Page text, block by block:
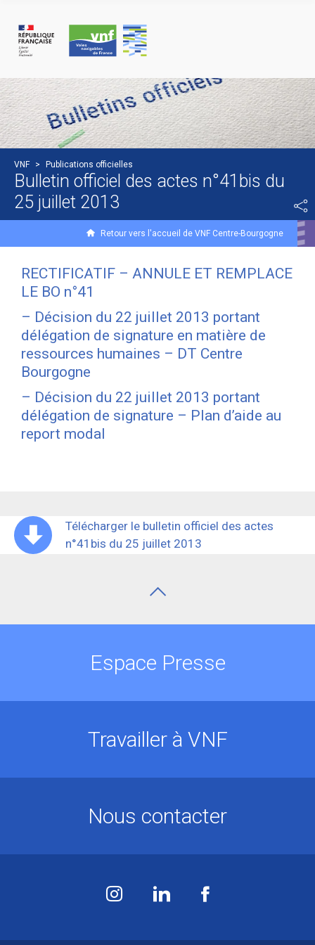
VNF > Publications officielles
Bulletin officiel des actes n°41bis du
25 juillet 2013
Retour vers l'accueil de VNF Centre-Bourgogne
RECTIFICATIF – ANNULE ET REMPLACE
LE BO n°41
– Décision du 22 juillet 2013 portant
délégation de signature en matière de
ressources humaines – DT Centre
Bourgogne
– Décision du 22 juillet 2013 portant
délégation de signature – Plan d’aide au
report modal
Télécharger le bulletin officiel des actes
n°41bis du 25 juillet 2013
Espace Presse
Travailler à VNF
Nous contacter